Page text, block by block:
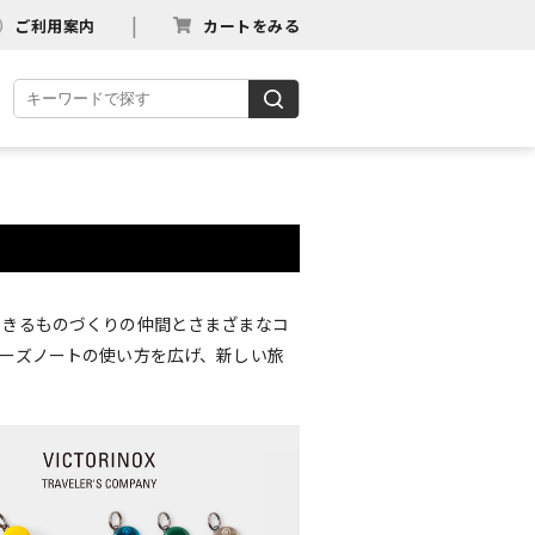
ご利用案内 カートをみる
るものづくりの仲間とさまざまなコ
ズノートの使い方を広げ、新しい旅